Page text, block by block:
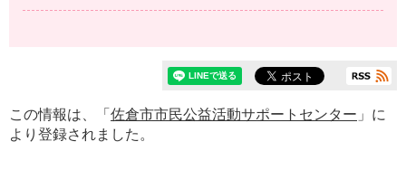
この情報は、「 佐倉市市民公益活動サポートセンター 」に
より登録されました。